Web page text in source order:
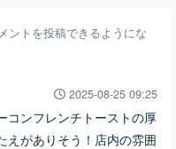
ントを投稿できるようにな
2025-08-25 09:25
コンフレンチトーストの厚
えがありそう！店内の雰囲